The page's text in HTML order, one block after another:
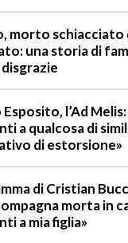
morto schiacciato
una storia di
Esposito, l’Ad
a qualcosa di
di estorsione»
di Cristian
morta in
a mia figlia»